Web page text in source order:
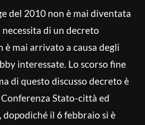
del 2010 non è mai diventata
di un decreto
è mai arrivato a causa degli
interessate. Lo scorso fine
di questo discusso decreto è
Stato-città ed
il 6 febbraio si è